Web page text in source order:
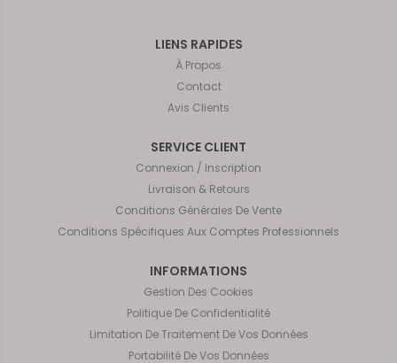
LIENS RAPIDES
À Propos
Contact
Avis Clients
SERVICE CLIENT
Connexion / Inscription
Livraison & Retours
Conditions Générales De Vente
Conditions Spécifiques Aux Comptes Professionnels
INFORMATIONS
Gestion Des Cookies
Politique De Confidentialité
Limitation De Traitement De Vos Données
Portabilité De Vos Données